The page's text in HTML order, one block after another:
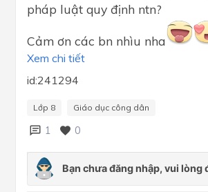
pháp luật quy định ntn?
Cảm ơn các bn nhìu nha
Xem chi tiết
id:241294
Lớp 8 Giáo dục công dân
1 0